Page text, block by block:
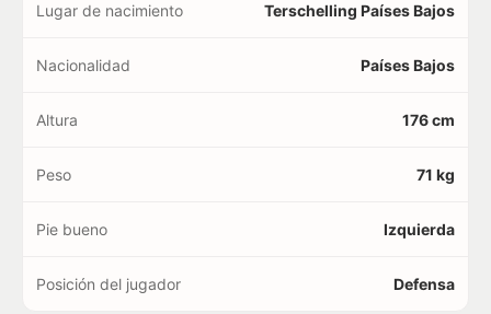
Lugar de nacimiento Terschelling Países Bajos
Nacionalidad Países Bajos
Altura 176 cm
Peso 71 kg
Pie bueno Izquierda
Posición del jugador Defensa